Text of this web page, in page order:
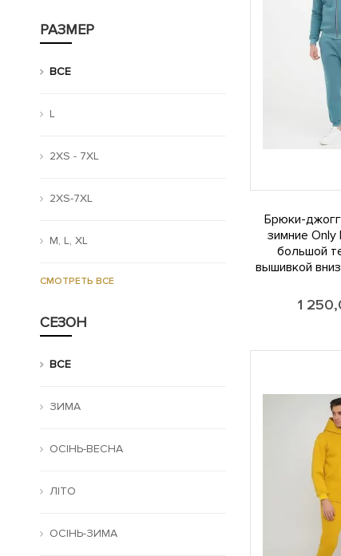
РАЗМЕР
ВСЕ
L
2XS - 7XL
2XS-7XL
М, L, XL
СМОТРЕТЬ ВСЕ
СЕЗОН
ВСЕ
ЗИМА
ОСІНЬ-ВЕСНА
ЛІТО
ОСІНЬ-ЗИМА
Брюки-
зимние Only
большой
вышивкой
1